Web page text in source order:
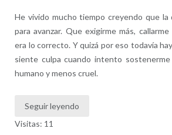
He vivido mucho tiempo creyendo que la
para avanzar. Que exigirme más,
era lo correcto. Y quizá por eso todavía
siente culpa cuando intento
humano y menos cruel.
Seguir leyendo
Visitas: 11